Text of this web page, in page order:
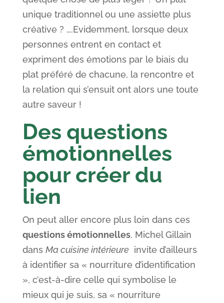
unique traditionnel ou une assiette plus
créative ? ….Evidemment, lorsque deux
personnes entrent en contact et
expriment des émotions par le biais du
plat préféré de chacune, la rencontre et
la relation qui s’ensuit ont alors une toute
autre saveur !
Des questions
émotionnelles
pour créer du
lien
On peut aller encore plus loin dans ces
questions émotionnelles. Michel Gillain
dans Ma cuisine intérieureinvite d’ailleurs
à identifier sa « nourriture d’identification
», c’est-à-dire celle qui symbolise le
mieux qui je suis, sa « nourriture